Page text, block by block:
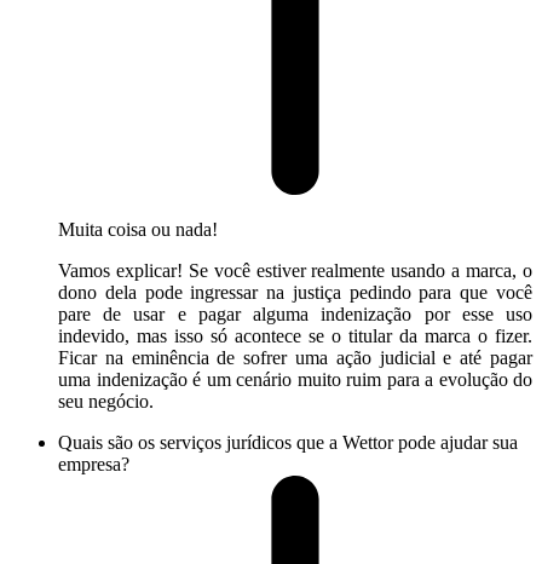
Muita coisa ou nada!
Vamos explicar! Se você estiver realmente usando a marca, o
dono dela pode ingressar na justiça pedindo para que você
pare de usar e pagar alguma indenização por esse uso
indevido, mas isso só acontece se o titular da marca o fizer.
Ficar na eminência de sofrer uma ação judicial e até pagar
uma indenização é um cenário muito ruim para a evolução do
seu negócio.
Quais são os serviços jurídicos que a Wettor pode ajudar sua
empresa?